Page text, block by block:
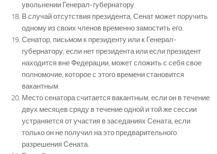
увольнении Генерал-губернатору.
В случай отсутствия президента, Сенат может поручить
одному из своих членов временно замостить его.
Сенатор, письмом к президенту или к Генерал-
губернатору, если нет президента или если президент
находится вне Федерации, может сложить с себя свое
полномочие, которое с этого времени становится
вакантным.
Место сенатора считается вакантным, если он в течение
двух месяцев сряду в течение одной и той же сессии
устраняется от участия в заседаниях Сената, если
только он не получил на это предварительного
разрешения Сената.